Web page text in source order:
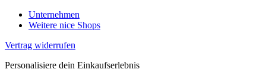
Unternehmen
Weitere nice Shops
Vertrag widerrufen
Personalisiere dein Einkaufserlebnis